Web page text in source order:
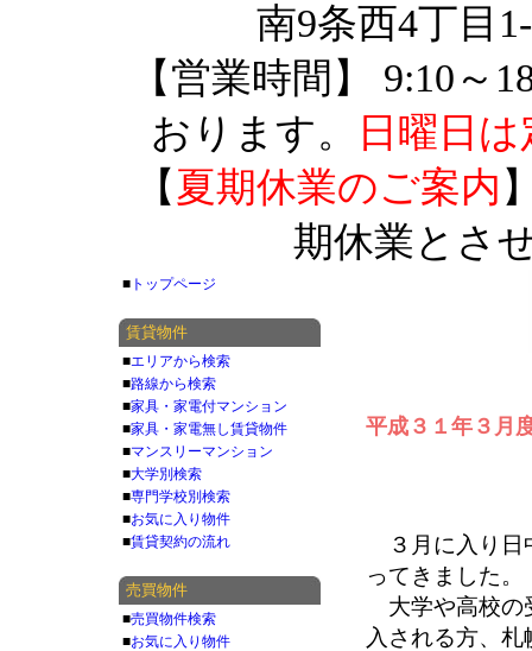
南9条西4丁目
【営業時間】 9:10～
おります。
日曜日
【 夏期休業のご案内
期休業とさ
平成３１年３月
３月に入り日
ってきました。
大学や高校の
入される方、
■ トップページ
賃貸物件
■エリアから検索
■路線から検索
■家具・家電付マンション
■家具・家電無し賃貸物件
■マンスリーマンション
■大学別検索
■専門学校別検索
■お気に入り物件
■賃貸契約の流れ
売買物件
■売買物件検索
■お気に入り物件